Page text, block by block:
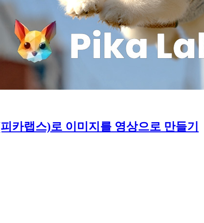
카랩스)로 이미지를 영상으로 만들기